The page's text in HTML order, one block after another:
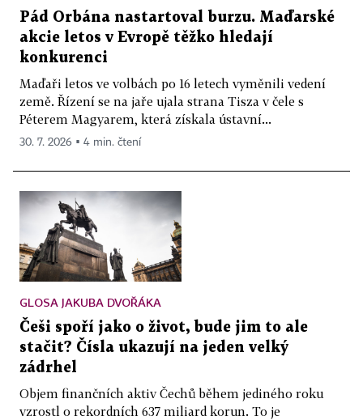
Pád Orbána nastartoval burzu. Maďarské
akcie letos v Evropě těžko hledají
konkurenci
Maďaři letos ve volbách po 16 letech vyměnili vedení
země. Řízení se na jaře ujala strana Tisza v čele s
Péterem Magyarem, která získala ústavní...
30. 7. 2026 ▪ 4 min. čtení
GLOSA JAKUBA DVOŘÁKA
Češi spoří jako o život, bude jim to ale
stačit? Čísla ukazují na jeden velký
zádrhel
Objem finančních aktiv Čechů během jediného roku
vzrostl o rekordních 637 miliard korun. To je